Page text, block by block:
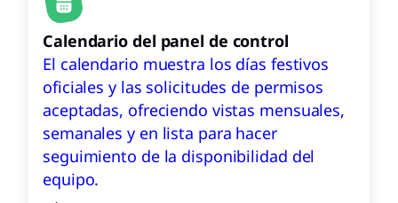
Calendario del panel de control
El calendario muestra los días festivos
oficiales y las solicitudes de permisos
aceptadas, ofreciendo vistas mensuales,
semanales y en lista para hacer
seguimiento de la disponibilidad del
equipo.